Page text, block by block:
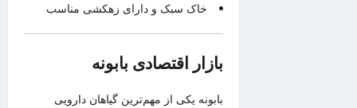
خاک سبک و دارای زهکشی مناسب
بازار اقتصادی بابونه
بابونه یکی از مهم‌ترین گیاهان دارویی